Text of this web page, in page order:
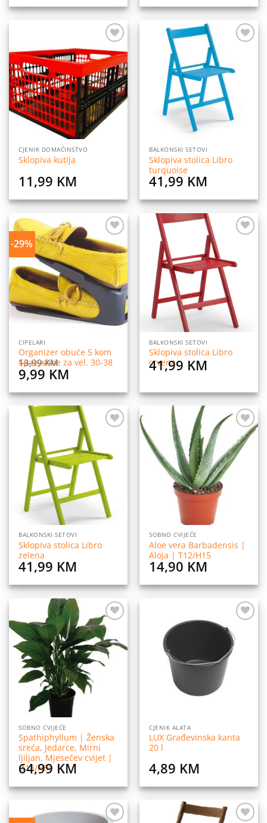
Dodaj
na
listu
želja
CJENIK DOMAĆINSTVO
Sklopiva kutija
11,99 KM
želja
BALKONSKI SETOVI
Sklopiva stolica Libro
turquoise
41,99 KM
-29%
Dodaj
na
listu
želja
CIPELARI
Organizer obuće 5 kom
Spacyshoe za vel. 30-38
13,99KM
Original
price
was:
13,99 KM.
9,99 KM
is:
9,99 KM.
želja
BALKONSKI SETOVI
Sklopiva stolica Libro
crvena
41,99 KM
listu
želja
BALKONSKI SETOVI
Sklopiva stolica Libro
zelena
41,99 KM
Dodaj
na
listu
želja
SOBNO CVIJEĆE
Aloe vera Barbadensis |
Aloja | T12/H15
14,90 KM
Dodaj
na
listu
želja
SOBNO CVIJEĆE
Spathiphyllum | Ženska
sreća, Jedarce, Mirni
ljiljan, Mjesečev cvijet |
Ø13/H50
64,99KM
CJENIK ALATA
LUX Građevinska kanta
20 l
4,89 KM